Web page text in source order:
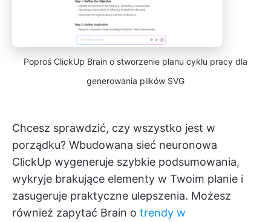
Poproś ClickUp Brain o stworzenie planu cyklu pracy dla
generowania plików SVG
Chcesz sprawdzić, czy wszystko jest w
porządku? Wbudowana sieć neuronowa
ClickUp wygeneruje szybkie podsumowania,
wykryje brakujące elementy w Twoim planie i
zasugeruje praktyczne ulepszenia. Możesz
również zapytać Brain o trendy w